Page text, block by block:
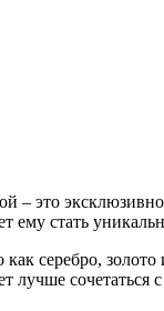
– это
ему стать
как серебро,
лучше